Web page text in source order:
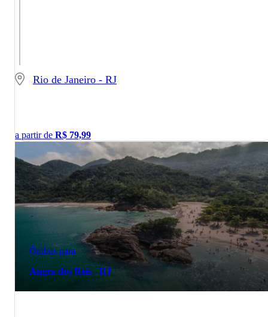
Rio de Janeiro - RJ
a partir de R$ 79,99
Ônibus para
Angra dos Reis - RJ